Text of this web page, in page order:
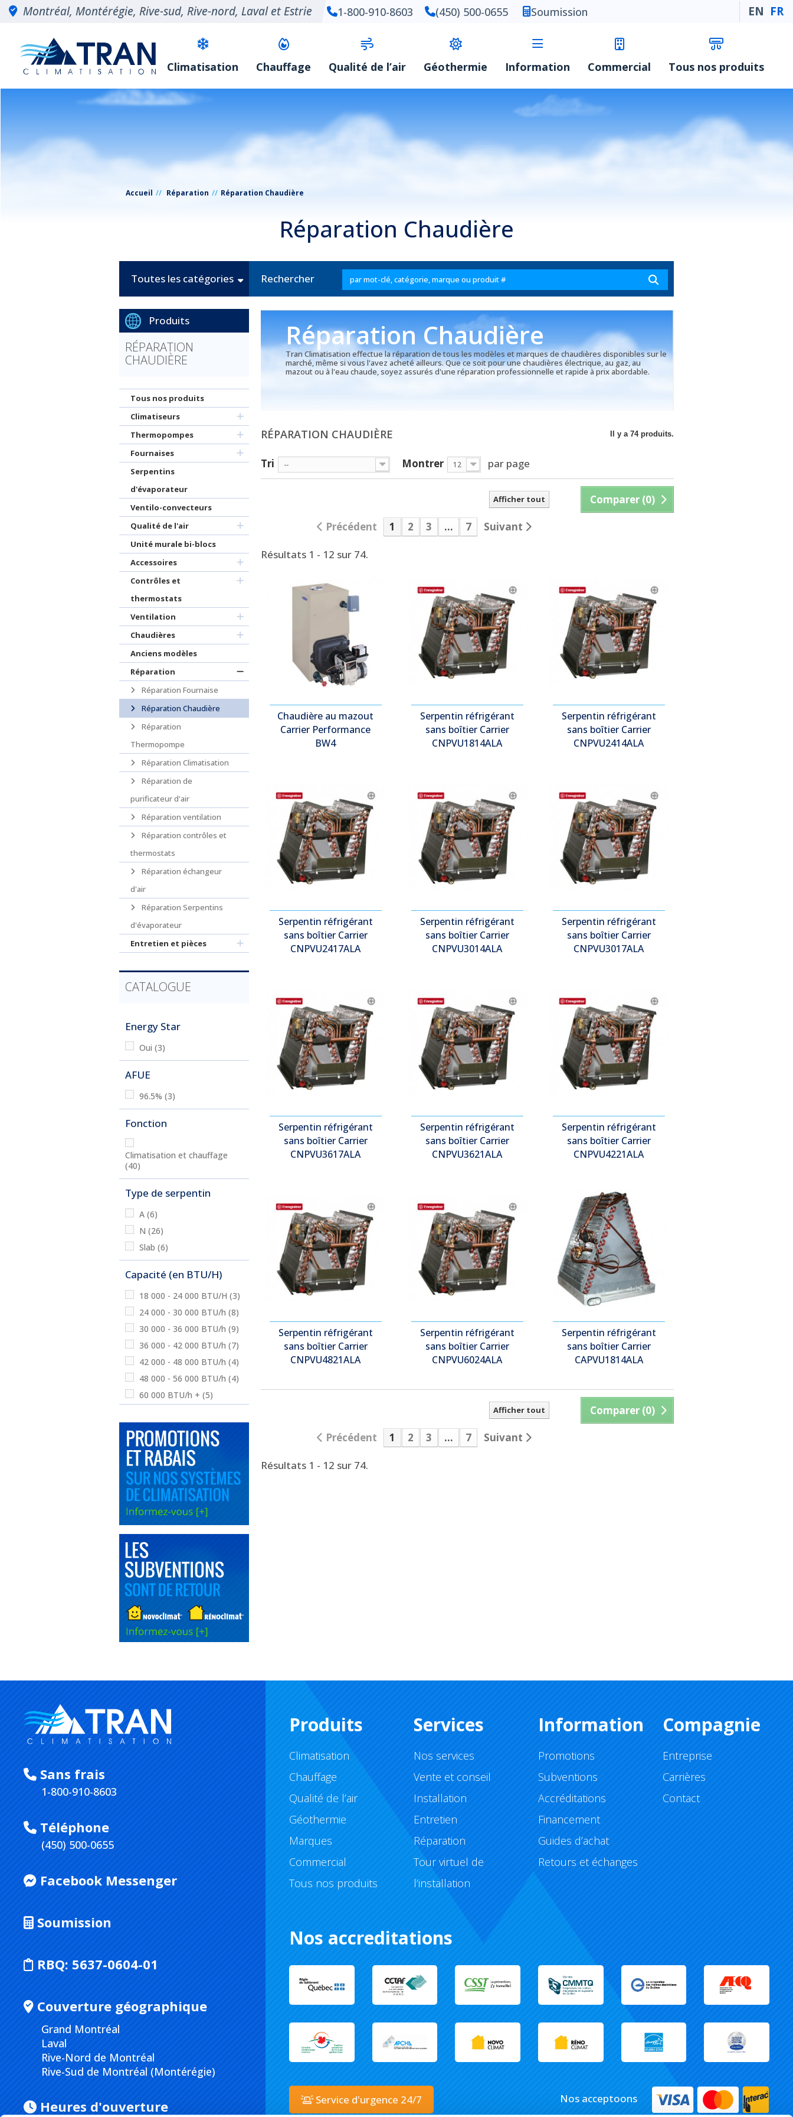
Montréal, Montérégie, Rive-sud, Rive-nord, Laval et Estrie 1-800-910-8603 (450) 500-0655 Soumission EN FR
Climatisation Chauffage Qualité de l’air Géothermie Information Commercial Tous nos produits
Accueil Réparation Réparation Chaudière
Réparation Chaudière
Toutes les catégories Rechercher
Produits
RÉPARATION
CHAUDIÈRE
Tous nos produits
Climatiseurs
Thermopompes
Fournaises
Serpentins
d'évaporateur
Ventilo-convecteurs
Qualité de l'air
Unité murale bi-blocs
Accessoires
Contrôles et
thermostats
Ventilation
Chaudières
Anciens modèles
Réparation
Réparation Fournaise
Réparation Chaudière
Réparation
Thermopompe
Réparation Climatisation
Réparation de
purificateur d'air
Réparation ventilation
Réparation contrôles et
thermostats
Réparation échangeur
d'air
Réparation Serpentins
d'évaporateur
Entretien et pièces
CATALOGUE
Energy Star
Oui (3)
AFUE
96.5% (3)
Fonction
Climatisation et chauffage
(40)
Type de serpentin
A (6)
N (26)
Slab (6)
Capacité (en BTU/H)
18 000 - 24 000 BTU/H (3)
24 000 - 30 000 BTU/h (8)
30 000 - 36 000 BTU/h (9)
36 000 - 42 000 BTU/h (7)
42 000 - 48 000 BTU/h (4)
48 000 - 56 000 BTU/h (4)
60 000 BTU/h + (5)
Réparation Chaudière
Tran Climatisation effectue la réparation de tous les modèles et marques de chaudières disponibles sur le
marché, même si vous l'avez acheté ailleurs. Que ce soit pour une chaudières électrique, au gaz, au
mazout ou à l'eau chaude, soyez assurés d'une réparation professionnelle et rapide à prix abordable.
RÉPARATION CHAUDIÈRE Il y a 74 produits.
Tri -- Montrer 12 par page
Comparer (0)
Afficher tout
Précédent 1 2 3 ... 7 Suivant
Résultats 1 - 12 sur 74.
Chaudière au mazout
Carrier Performance
BW4
Serpentin réfrigérant
sans boîtier Carrier
CNPVU1814ALA
Serpentin réfrigérant
sans boîtier Carrier
CNPVU2414ALA
Serpentin réfrigérant
sans boîtier Carrier
CNPVU2417ALA
Serpentin réfrigérant
sans boîtier Carrier
CNPVU3014ALA
Serpentin réfrigérant
sans boîtier Carrier
CNPVU3017ALA
Serpentin réfrigérant
sans boîtier Carrier
CNPVU3617ALA
Serpentin réfrigérant
sans boîtier Carrier
CNPVU3621ALA
Serpentin réfrigérant
sans boîtier Carrier
CNPVU4221ALA
Serpentin réfrigérant
sans boîtier Carrier
CNPVU4821ALA
Serpentin réfrigérant
sans boîtier Carrier
CNPVU6024ALA
Serpentin réfrigérant
sans boîtier Carrier
CAPVU1814ALA
Comparer (0)
Afficher tout
Précédent 1 2 3 ... 7 Suivant
Résultats 1 - 12 sur 74.
Sans frais
1-800-910-8603
Téléphone
(450) 500-0655
Facebook Messenger
Soumission
RBQ: 5637-0604-01
Couverture géographique
Grand Montréal
Laval
Rive-Nord de Montréal
Rive-Sud de Montréal (Montérégie)
Heures d'ouverture
Produits
Climatisation
Chauffage
Qualité de l’air
Géothermie
Marques
Commercial
Tous nos produits
Services
Nos services
Vente et conseil
Installation
Entretien
Réparation
Tour virtuel de
l’installation
Information
Promotions
Subventions
Accréditations
Financement
Guides d’achat
Retours et échanges
Compagnie
Entreprise
Carrières
Contact
Nos accreditations
Service d'urgence 24/7 Nos acceptoons